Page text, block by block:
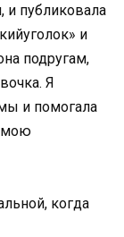
публиковала
и
подругам,
Я
и помогала
мою
когда